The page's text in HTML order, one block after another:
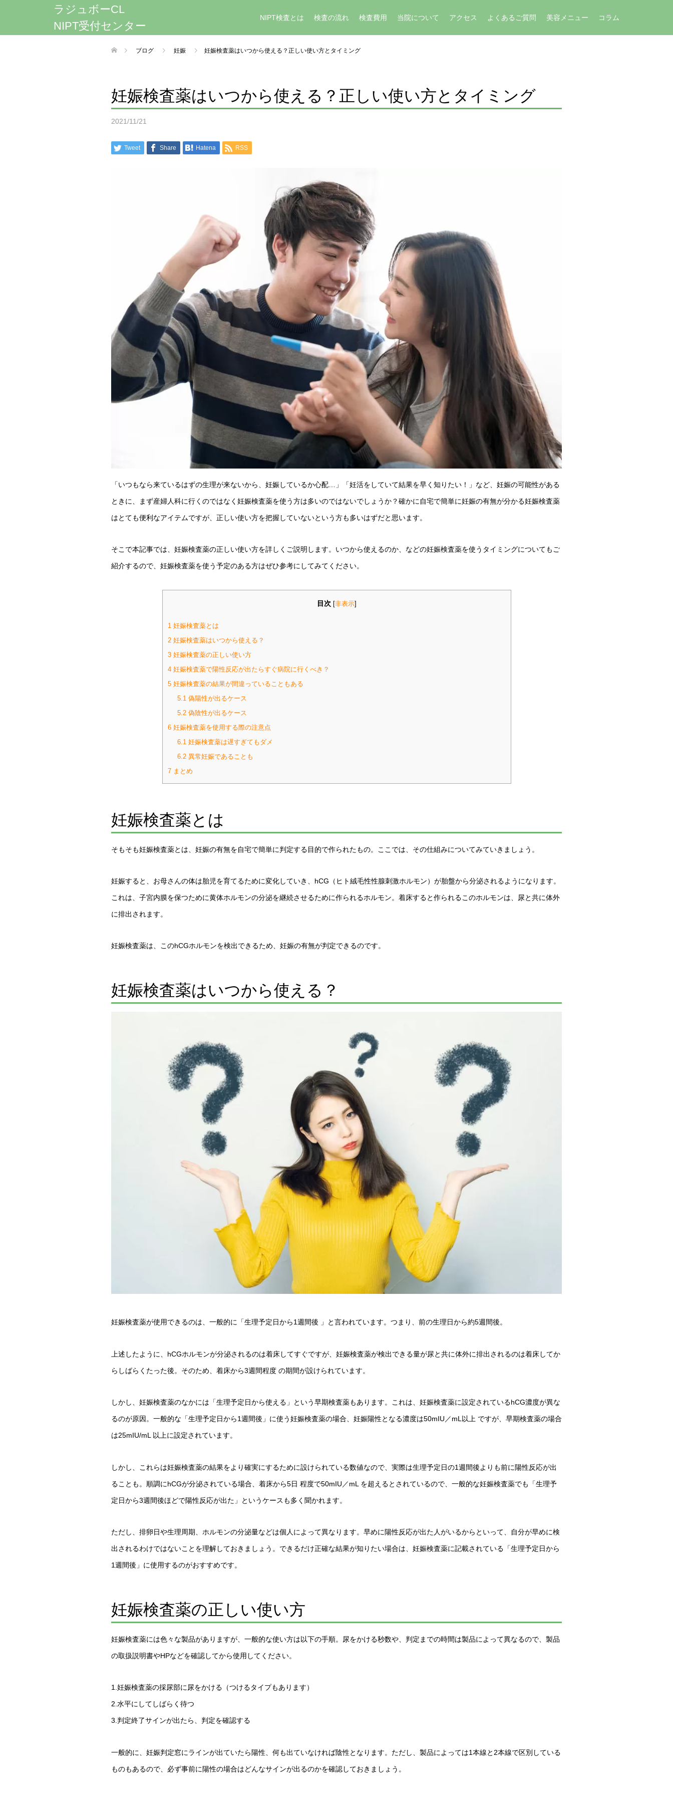
ラジュボーCL
NIPT受付センター
NIPT検査とは 検査の流れ 検査費用 当院について アクセス よくあるご質問 美容メニュー コラム
ブログ 妊娠 妊娠検査薬はいつから使える？正しい使い方とタイミング
妊娠検査薬はいつから使える？正しい使い方とタイミング
2021/11/21
Tweet Share Hatena RSS
「いつもなら来ているはずの生理が来ないから、妊娠しているか心配…」「妊活をしていて結果を早く知りたい！」など、妊娠の可能性がある
ときに、まず産婦人科に行くのではなく妊娠検査薬を使う方は多いのではないでしょうか？確かに自宅で簡単に妊娠の有無が分かる妊娠検査薬
はとても便利なアイテムですが、正しい使い方を把握していないという方も多いはずだと思います。
そこで本記事では、妊娠検査薬の正しい使い方を詳しくご説明します。いつから使えるのか、などの妊娠検査薬を使うタイミングについてもご
紹介するので、妊娠検査薬を使う予定のある方はぜひ参考にしてみてください。
目次 [非表示]
1 妊娠検査薬とは
2妊娠検査薬はいつから使える？
3妊娠検査薬の正しい使い方
4妊娠検査薬で陽性反応が出たらすぐ病院に行くべき？
5妊娠検査薬の結果が間違っていることもある
5.1 偽陽性が出るケース
5.2 偽陰性が出るケース
6妊娠検査薬を使用する際の注意点
6.1 妊娠検査薬は遅すぎてもダメ
6.2 異常妊娠であることも
7まとめ
妊娠検査薬とは
そもそも妊娠検査薬とは、妊娠の有無を自宅で簡単に判定する目的で作られたもの。ここでは、その仕組みについてみていきましょう。
妊娠すると、お母さんの体は胎児を育てるために変化していき、hCG（ヒト絨毛性性腺刺激ホルモン）が胎盤から分泌されるようになります。
これは、子宮内膜を保つために黄体ホルモンの分泌を継続させるために作られるホルモン。着床すると作られるこのホルモンは、尿と共に体外
に排出されます。
妊娠検査薬は、このhCGホルモンを検出できるため、妊娠の有無が判定できるのです。
妊娠検査薬はいつから使える？
妊娠検査薬が使用できるのは、一般的に「生理予定日から1週間後 」と言われています。つまり、前の生理日から約5週間後。
上述したように、hCGホルモンが分泌されるのは着床してすぐですが、妊娠検査薬が検出できる量が尿と共に体外に排出されるのは着床してか
らしばらくたった後。そのため、着床から3週間程度 の期間が設けられています。
しかし、妊娠検査薬のなかには「生理予定日から使える」という早期検査薬もあります。これは、妊娠検査薬に設定されているhCG濃度が異な
るのが原因。一般的な「生理予定日から1週間後」に使う妊娠検査薬の場合、妊娠陽性となる濃度は50mIU／mL以上 ですが、早期検査薬の場合
は25mIU/mL 以上に設定されています。
しかし、これらは妊娠検査薬の結果をより確実にするために設けられている数値なので、実際は生理予定日の1週間後よりも前に陽性反応が出
ることも。順調にhCGが分泌されている場合、着床から5日 程度で50mIU／mL を超えるとされているので、一般的な妊娠検査薬でも「生理予
定日から3週間後ほどで陽性反応が出た」というケースも多く聞かれます。
ただし、排卵日や生理周期、ホルモンの分泌量などは個人によって異なります。早めに陽性反応が出た人がいるからといって、自分が早めに検
出されるわけではないことを理解しておきましょう。できるだけ正確な結果が知りたい場合は、妊娠検査薬に記載されている「生理予定日から
1週間後」に使用するのがおすすめです。
妊娠検査薬の正しい使い方
妊娠検査薬には色々な製品がありますが、一般的な使い方は以下の手順。尿をかける秒数や、判定までの時間は製品によって異なるので、製品
の取扱説明書やHPなどを確認してから使用してください。
1.妊娠検査薬の採尿部に尿をかける（つけるタイプもあります）
2.水平にしてしばらく待つ
3.判定終了サインが出たら、判定を確認する
一般的に、妊娠判定窓にラインが出ていたら陽性、何も出ていなければ陰性となります。ただし、製品によっては1本線と2本線で区別している
ものもあるので、必ず事前に陽性の場合はどんなサインが出るのかを確認しておきましょう。